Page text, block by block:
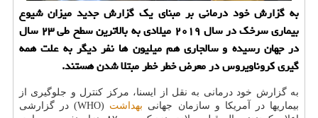
به گزارش خود درمانی بر مبنای یك گزارش جدید میزان شیوع
بیماری سرخك در سال ۲۰۱۹ میلادی به بالاترین سطح طی ۲۳ سال
در جهان رسیده و سالجاری هم میلیون ها نفر دیگر به علت همه
گیری كروناویروس در معرض خطر خطر مبتلا شدن هستند.
به گزارش خود درمانی به نقل از ایسنا، مرکز کنترل و جلوگیری از
بیماریها در آمریکا و سازمان جهانی بهداشت
(WHO) در گزارشی